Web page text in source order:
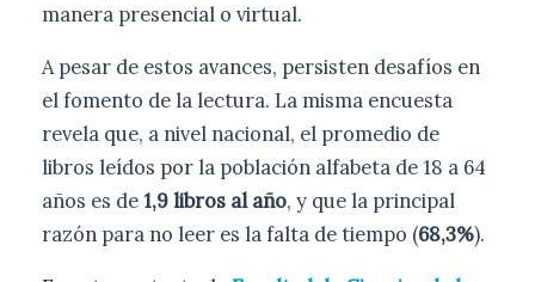
manera presencial o virtual.
A pesar de estos avances, persisten desafíos en
el fomento de la lectura. La misma encuesta
revela que, a nivel nacional, el promedio de
libros leídos por la población alfabeta de 18 a 64
años es de1,9 libros al año, y que la principal
razón para no leer es la falta de tiempo (68,3%).